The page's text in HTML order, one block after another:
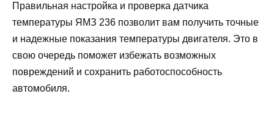
Правильная настройка и проверка датчика
температуры ЯМЗ 236 позволит вам получить точные
и надежные показания температуры двигателя. Это в
свою очередь поможет избежать возможных
повреждений и сохранить работоспособность
автомобиля.